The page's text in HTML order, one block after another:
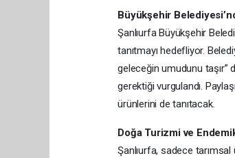
Büyükşehir
Şanlıurfa Büyükşehir
tanıtmayı hedefliyor.
geleceğin umudunu taşır”
gerektiği vurgulandı.
ürünlerini de tanıtacak.
Doğa Turizmi ve
Şanlıurfa, sadece tarımsal